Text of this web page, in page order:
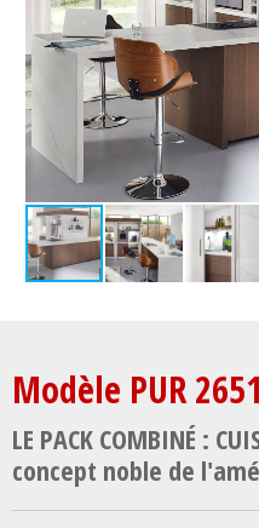
Modèle PUR 2651
LE PACK COMBINÉ :
concept noble de